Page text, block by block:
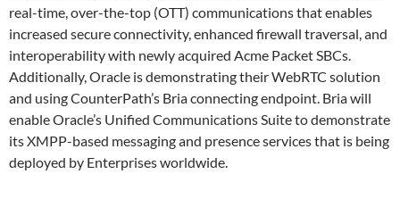
real-time, over-the-top (OTT) communications that enables
increased secure connectivity, enhanced firewall traversal, and
interoperability with newly acquired Acme Packet SBCs.
Additionally, Oracle is demonstrating their WebRTC solution
and using CounterPath’s Bria connecting endpoint. Bria will
enable Oracle’s Unified Communications Suite to demonstrate
its XMPP-based messaging and presence services that is being
deployed by Enterprises worldwide.